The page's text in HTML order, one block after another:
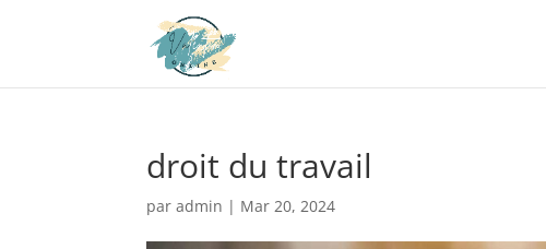
droit du travail
paradmin | Mar 20, 2024